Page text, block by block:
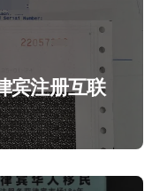
宾注册互联